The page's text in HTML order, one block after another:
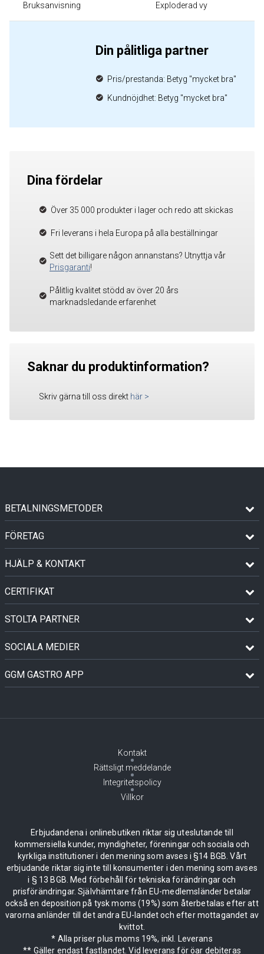
Bruksanvisning Exploderad vy
Din pålitliga partner
Pris/prestanda: Betyg "mycket bra"
Kundnöjdhet: Betyg "mycket bra"
Dina fördelar
Över 35 000 produkter i lager och redo att skickas
Fri leverans i hela Europa på alla beställningar
Sett det billigare någon annanstans? Utnyttja vår
Prisgaranti!
Pålitlig kvalitet stödd av över 20 års
marknadsledande erfarenhet
Saknar du produktinformation?
Skriv gärna till oss direkt här >
BETALNINGSMETODER
FÖRETAG
HJÄLP & KONTAKT
CERTIFIKAT
STOLTA PARTNER
SOCIALA MEDIER
GGM GASTRO APP
Kontakt
Rättsligt meddelande
Integritetspolicy
Villkor
Erbjudandena i onlinebutiken riktar sig uteslutande till
kommersiella kunder, myndigheter, föreningar och sociala och
kyrkliga institutioner i den mening som avses i §14 BGB. Vårt
erbjudande riktar sig inte till konsumenter i den mening som avses
i § 13 BGB. Med förbehåll för tekniska förändringar och
prisförändringar. Självhämtare från EU-medlemsländer betalar
också en deposition på tysk moms (19%) som återbetalas efter att
varorna anländer till det andra EU-landet och efter mottagandet av
kvittot.
* Alla priser plus moms 19%, inkl. Leverans
** Gäller endast fastlandet. Vid leverans för öar debiteras